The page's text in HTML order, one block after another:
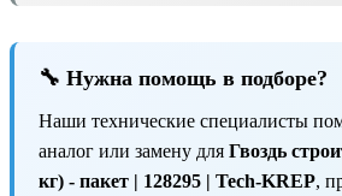
🔧 Нужна помощь в подборе?
Наши технические специалисты
аналог или замену для Гвоздь
кг) - пакет | 128295 | Tech-KREP,